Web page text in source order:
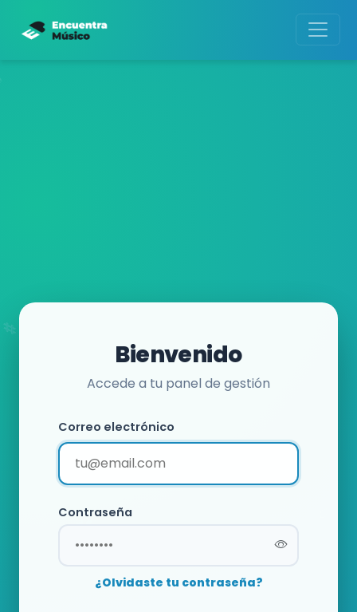
Bienvenido
Accede a tu panel de gestión
Correo electrónico
Contraseña
¿Olvidaste tu contraseña?